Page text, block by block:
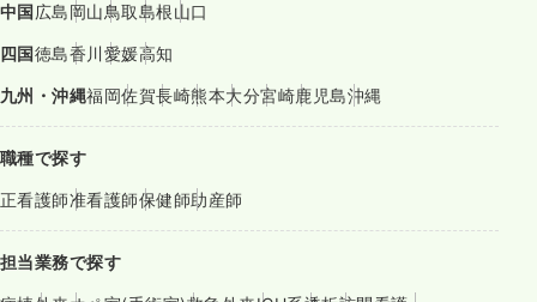
中国広島岡山鳥取島根山口
四国徳島香川愛媛高知
九州・沖縄福岡佐賀長崎熊本大分宮崎鹿児島沖縄
職種で探す
正看護師准看護師保健師助産師
担当業務で探す